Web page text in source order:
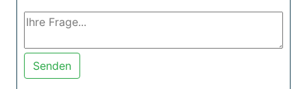
Senden